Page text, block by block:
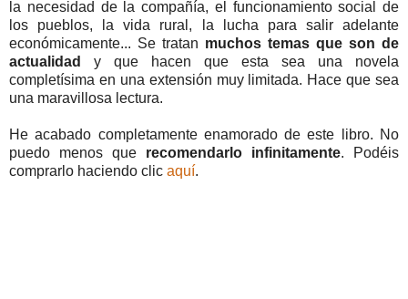
la necesidad de la compañía, el funcionamiento social de
los pueblos, la vida rural, la lucha para salir adelante
económicamente... Se tratan muchos temas que son de
actualidad
y que hacen que esta sea una novela
completísima en una extensión muy limitada. Hace que sea
una maravillosa lectura.
He acabado completamente enamorado de este libro. No
puedo menos que recomendarlo infinitamente. Podéis
comprarlo haciendo clic aquí.